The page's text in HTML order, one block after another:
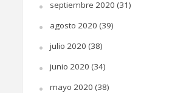
septiembre 2020 (31)
agosto 2020 (39)
julio 2020 (38)
junio 2020 (34)
mayo 2020 (38)